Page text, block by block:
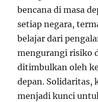
bencana di masa
setiap negara,
belajar dari
mengurangi risiko
ditimbulkan oleh
depan. Solidaritas,
menjadi kunci